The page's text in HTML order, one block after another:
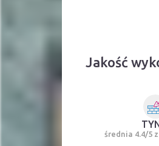
Jakość
średnia 4.4/5